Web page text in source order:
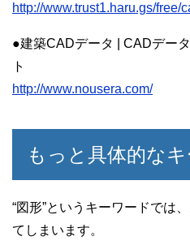
http://www.trust1.haru.gs/free/
●建築CADデータ | CADデー
ト
http://www.nousera.com/
もっと具体的な
“図形”というキーワードでは
てしまいます。